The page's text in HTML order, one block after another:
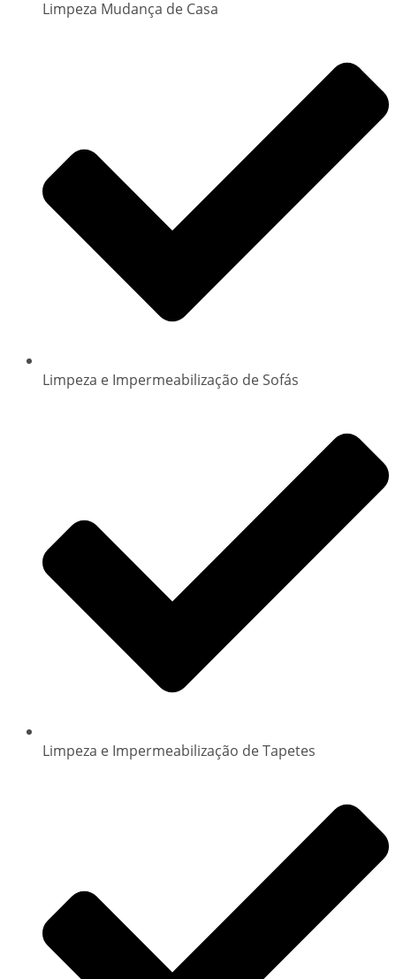
Limpeza Mudança de Casa
Limpeza e Impermeabilização de Sofás
Limpeza e Impermeabilização de Tapetes